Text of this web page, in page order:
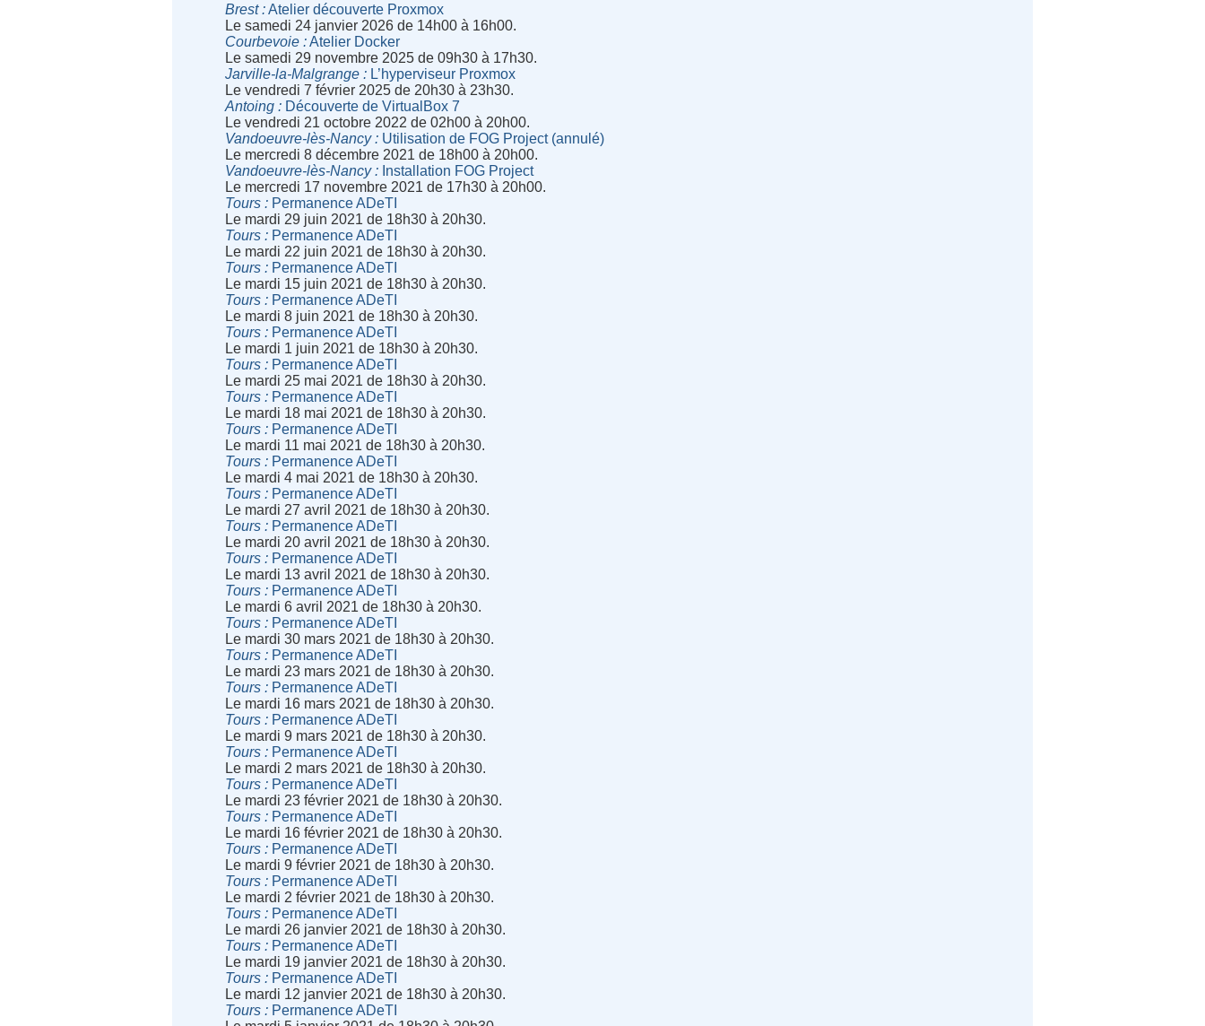
Brest
Atelier découverte Proxmox
Le samedi 24 janvier 2026 de 14h00 à 16h00.
Courbevoie
Atelier Docker
Le samedi 29 novembre 2025 de 09h30 à 17h30.
Jarville-la-Malgrange
L’hyperviseur Proxmox
Le vendredi 7 février 2025 de 20h30 à 23h30.
Antoing
Découverte de VirtualBox 7
Le vendredi 21 octobre 2022 de 02h00 à 20h00.
Vandoeuvre-lès-Nancy
Utilisation de FOG Project (annulé)
Le mercredi 8 décembre 2021 de 18h00 à 20h00.
Vandoeuvre-lès-Nancy
Installation FOG Project
Le mercredi 17 novembre 2021 de 17h30 à 20h00.
Tours
Permanence ADeTI
Le mardi 29 juin 2021 de 18h30 à 20h30.
Tours
Permanence ADeTI
Le mardi 22 juin 2021 de 18h30 à 20h30.
Tours
Permanence ADeTI
Le mardi 15 juin 2021 de 18h30 à 20h30.
Tours
Permanence ADeTI
Le mardi 8 juin 2021 de 18h30 à 20h30.
Tours
Permanence ADeTI
Le mardi 1 juin 2021 de 18h30 à 20h30.
Tours
Permanence ADeTI
Le mardi 25 mai 2021 de 18h30 à 20h30.
Tours
Permanence ADeTI
Le mardi 18 mai 2021 de 18h30 à 20h30.
Tours
Permanence ADeTI
Le mardi 11 mai 2021 de 18h30 à 20h30.
Tours
Permanence ADeTI
Le mardi 4 mai 2021 de 18h30 à 20h30.
Tours
Permanence ADeTI
Le mardi 27 avril 2021 de 18h30 à 20h30.
Tours
Permanence ADeTI
Le mardi 20 avril 2021 de 18h30 à 20h30.
Tours
Permanence ADeTI
Le mardi 13 avril 2021 de 18h30 à 20h30.
Tours
Permanence ADeTI
Le mardi 6 avril 2021 de 18h30 à 20h30.
Tours
Permanence ADeTI
Le mardi 30 mars 2021 de 18h30 à 20h30.
Tours
Permanence ADeTI
Le mardi 23 mars 2021 de 18h30 à 20h30.
Tours
Permanence ADeTI
Le mardi 16 mars 2021 de 18h30 à 20h30.
Tours
Permanence ADeTI
Le mardi 9 mars 2021 de 18h30 à 20h30.
Tours
Permanence ADeTI
Le mardi 2 mars 2021 de 18h30 à 20h30.
Tours
Permanence ADeTI
Le mardi 23 février 2021 de 18h30 à 20h30.
Tours
Permanence ADeTI
Le mardi 16 février 2021 de 18h30 à 20h30.
Tours
Permanence ADeTI
Le mardi 9 février 2021 de 18h30 à 20h30.
Tours
Permanence ADeTI
Le mardi 2 février 2021 de 18h30 à 20h30.
Tours
Permanence ADeTI
Le mardi 26 janvier 2021 de 18h30 à 20h30.
Tours
Permanence ADeTI
Le mardi 19 janvier 2021 de 18h30 à 20h30.
Tours
Permanence ADeTI
Le mardi 12 janvier 2021 de 18h30 à 20h30.
Tours
Permanence ADeTI